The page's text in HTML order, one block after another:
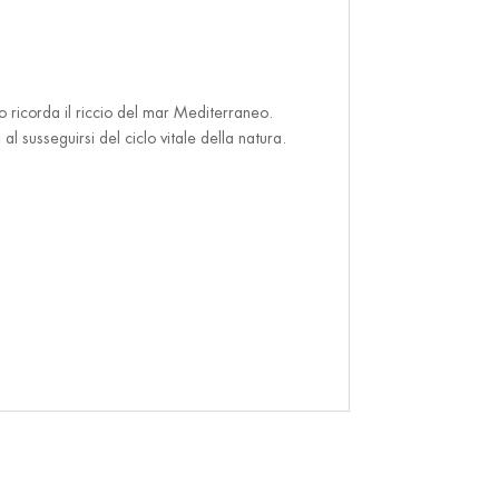
ricorda il riccio del mar Mediterraneo.
susseguirsi del ciclo vitale della natura.